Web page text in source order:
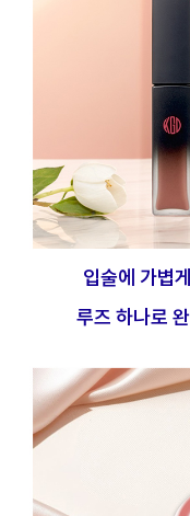
입술에 가볍
루즈 하나로